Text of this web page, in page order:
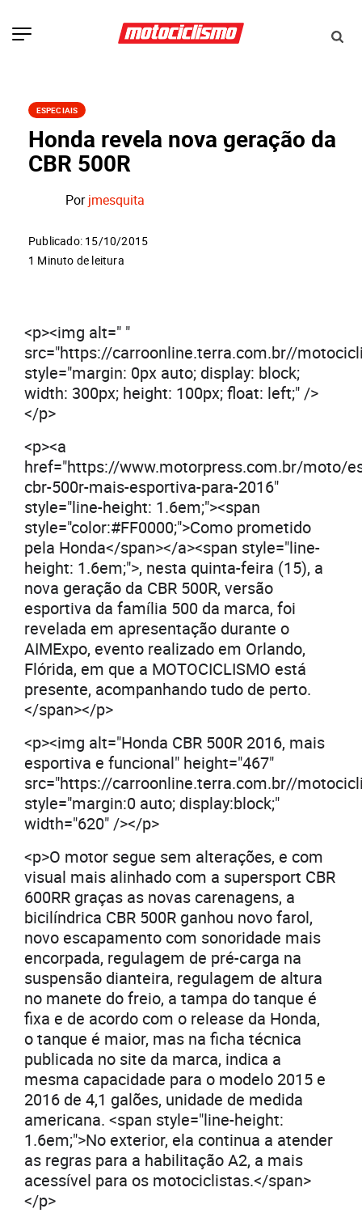
ESPECIAIS
Honda revela nova geração da
CBR 500R
Porjmesquita
Publicado: 15/10/2015
1 Minuto de leitura
<p><img alt=" "
src="https://carroonline.terra.com.br//
style="margin: 0px auto; display: block;
width: 300px; height: 100px; float: left;" />
</p>
<p><a
href="https://www.motorpress.com.br/moto/
cbr-500r-mais-esportiva-para-2016"
style="line-height: 1.6em;"><span
style="color:#FF0000;">Como prometido
pela Honda</span></a><span style="line-
height: 1.6em;">, nesta quinta-feira (15), a
nova geração da CBR 500R, versão
esportiva da família 500 da marca, foi
revelada em apresentação durante o
AIMExpo, evento realizado em Orlando,
Flórida, em que a MOTOCICLISMO está
presente, acompanhando tudo de perto.
</span></p>
<p><img alt="Honda CBR 500R 2016, mais
esportiva e funcional" height="467"
src="https://carroonline.terra.com.br//
style="margin:0 auto; display:block;"
width="620" /></p>
<p>O motor segue sem alterações, e com
visual mais alinhado com a supersport CBR
600RR graças as novas carenagens, a
bicilíndrica CBR 500R ganhou novo farol,
novo escapamento com sonoridade mais
encorpada, regulagem de pré-carga na
suspensão dianteira, regulagem de altura
no manete do freio, a tampa do tanque é
fixa e de acordo com o release da Honda,
o tanque é maior, mas na ficha técnica
publicada no site da marca, indica a
mesma capacidade para o modelo 2015 e
2016 de 4,1 galões, unidade de medida
americana. <span style="line-height:
1.6em;">No exterior, ela continua a atender
as regras para a habilitação A2, a mais
acessível para os motociclistas.</span>
</p>